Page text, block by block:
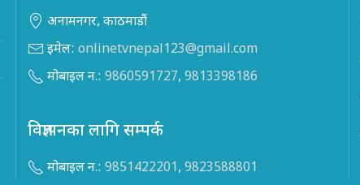
अनामनगर, काठमाडौं
इमेल: onlinetvnepal123@gmail.com
मोबाइल न.: 9860591727, 9813398186
विज्ञापनका लागि सम्पर्क
मोबाइल न.: 9851422201, 9823588801